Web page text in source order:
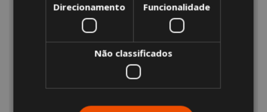
Direcionamento Funcionalidade
Não classificados